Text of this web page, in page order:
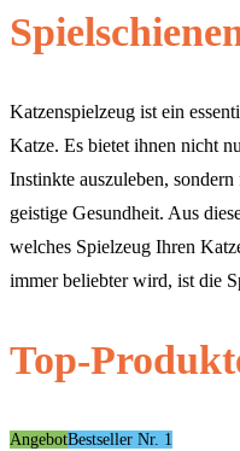
Katzenspielzeug ist ein
Katze. Es bietet ihnen nicht
Instinkte auszuleben,
geistige Gesundheit. Aus
welches Spielzeug Ihren
immer beliebter wird, ist die
Top-
AngebotBestseller Nr. 1